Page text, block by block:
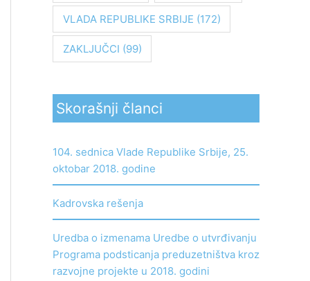
VLADA REPUBLIKE SRBIJE (172)
ZAKLJUČCI (99)
Skorašnji članci
104. sednica Vlade Republike Srbije, 25.
oktobar 2018. godine
Kadrovska rešenja
Uredba o izmenama Uredbe o utvrđivanju
Programa podsticanja preduzetništva kroz
razvojne projekte u 2018. godini